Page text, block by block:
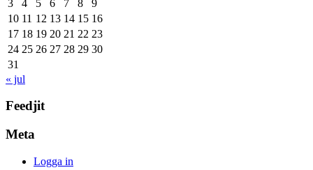
3
4 5 6 7 8
9
10 11 12 13 14 15 16
17 18 19 20 21 22 23
24 25 26 27 28 29 30
31
« jul
Feedjit
Meta
Logga in